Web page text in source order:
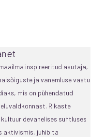
inspireeritud asutaja,
ja vanemluse vastu
mis on pühendatud
Rikaste
suhtluses
aktivismis, juhib ta